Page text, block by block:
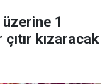
1
kızaracak